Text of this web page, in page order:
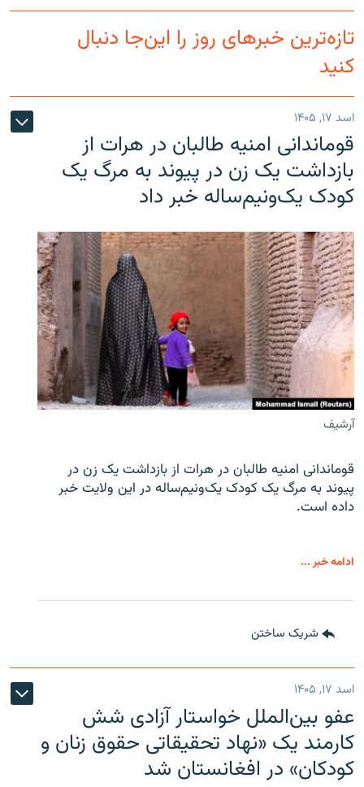
تازه‌ترین خبرهای روز را این‌جا دنبال
کنید
اسد ۱۷, ۱۴۰۵
قوماندانی امنیه طالبان در هرات از
بازداشت یک زن در پیوند به مرگ یک
کودک یک‌ونیم‌ساله خبر داد
آرشیف
قوماندانی امنیه طالبان در هرات از بازداشت یک زن در
پیوند به مرگ یک کودک یک‌ونیم‌ساله در این ولایت خبر
داده است.
ادامه خبر ...
شریک ساختن
اسد ۱۷, ۱۴۰۵
عفو بین‌الملل خواستار آزادی شش
کارمند یک «نهاد تحقیقاتی حقوق زنان و
کودکان» در افغانستان شد